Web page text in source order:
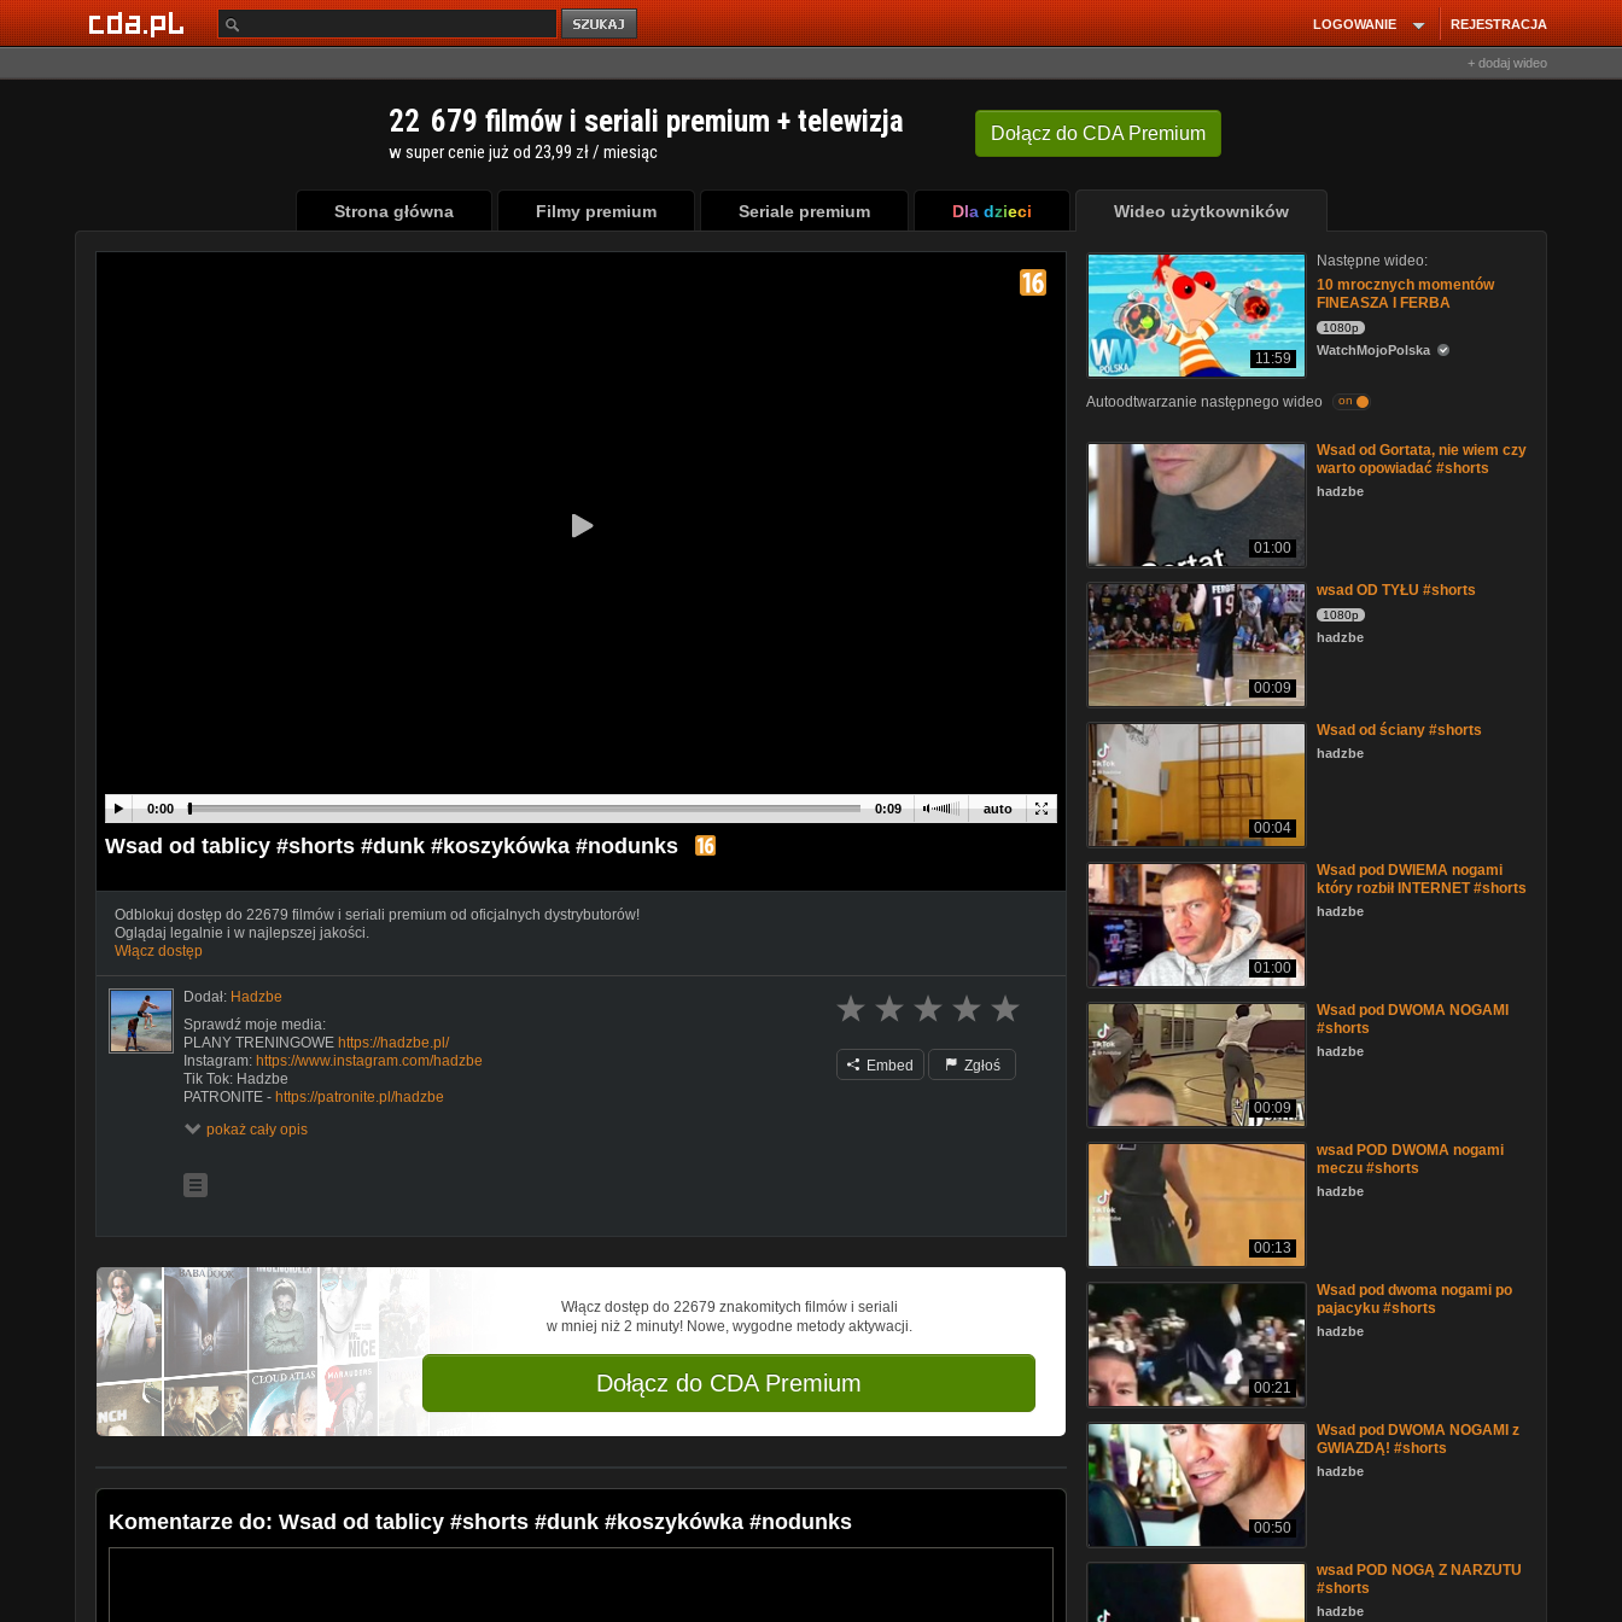
REJESTRACJA
LOGOWANIE
+ dodaj wideo
Dołącz do CDA Premium
22 679 filmów i seriali premium + telewizja
w super cenie już od 23,99 zł / miesiąc
Strona główna Filmy premium Seriale premium Dla dzieci Wideo użytkowników
auto
0:00 0:09
Wsad od tablicy #shorts #dunk #koszykówka #nodunks
Odblokuj dostęp do 22679 filmów i seriali premium od oficjalnych dystrybutorów!
Oglądaj legalnie i w najlepszej jakości.
Włącz dostęp
Dodał: Hadzbe
Sprawdź moje media:
PLANY TRENINGOWE https://hadzbe.pl/
Instagram: https://www.instagram.com/hadzbe
Tik Tok: Hadzbe
PATRONITE - https://patronite.pl/hadzbe
DOŁĄCZ DO GRUPY:
pokaż cały opis
Embed Zgłoś
Włącz dostęp do 22679 znakomitych filmów i seriali
w mniej niż 2 minuty! Nowe, wygodne metody aktywacji.
Dołącz do CDA Premium
Komentarze do: Wsad od tablicy #shorts #dunk #koszykówka #nodunks
11:59
Następne wideo:
10 mrocznych momentów
FINEASZA I FERBA
1080p
WatchMojoPolska
Autoodtwarzanie następnego wideo on
01:00
Wsad od Gortata, nie wiem czy
warto opowiadać #shorts
hadzbe
00:09
wsad OD TYŁU #shorts
1080p
hadzbe
00:04
Wsad od ściany #shorts
hadzbe
01:00
Wsad pod DWIEMA nogami
który rozbił INTERNET #shorts
hadzbe
00:09
Wsad pod DWOMA NOGAMI
#shorts
hadzbe
00:13
wsad POD DWOMA nogami
meczu #shorts
hadzbe
00:21
Wsad pod dwoma nogami po
pajacyku #shorts
hadzbe
00:50
Wsad pod DWOMA NOGAMI z
GWIAZDĄ! #shorts
hadzbe
wsad POD NOGĄ Z NARZUTU
#shorts
hadzbe